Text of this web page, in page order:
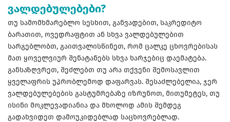
ვალდებულებები?
თუ სამომხმარებლო სესხით, განვადებით, საკრედიტო
ბარათით, ოვედრაფტით ან სხვა ვალდებულებით
სარგებლობთ, გაითვალისწინეთ, რომ ცალკე ცხოვრებისას
მათ ყოველვიურ შენატანებს სხვა ხარჯებიც დაემატება.
განსაზღვრეთ, შეძლებთ თუ არა თქვენი შემოსავლით
ყველაფრის უპრობლემოდ დაფარვას. შესაძლებელია, ჯერ
ვალდებულებების გასტუმრებაზე იზრუნოთ, მითუმეტეს, თუ
ისინი მოკლევადიანია და მხოლოდ ამის შემდეგ
გადახვიდეთ დამოუკიდებლად საცხოვრებლად.